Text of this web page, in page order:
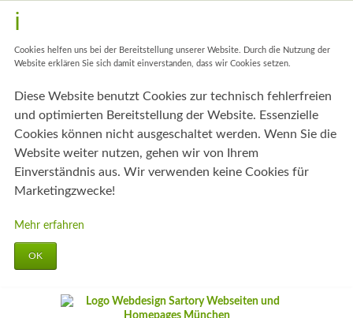
Cookies helfen uns bei der Bereitstellung unserer Website. Durch die Nutzung der
Website erklären Sie sich damit einverstanden, dass wir Cookies setzen.
Diese Website benutzt Cookies zur technisch fehlerfreien
und optimierten Bereitstellung der Website. Essenzielle
Cookies können nicht ausgeschaltet werden. Wenn Sie die
Website weiter nutzen, gehen wir von Ihrem
Einverständnis aus. Wir verwenden keine Cookies für
Marketingzwecke!
Mehr erfahren
OK